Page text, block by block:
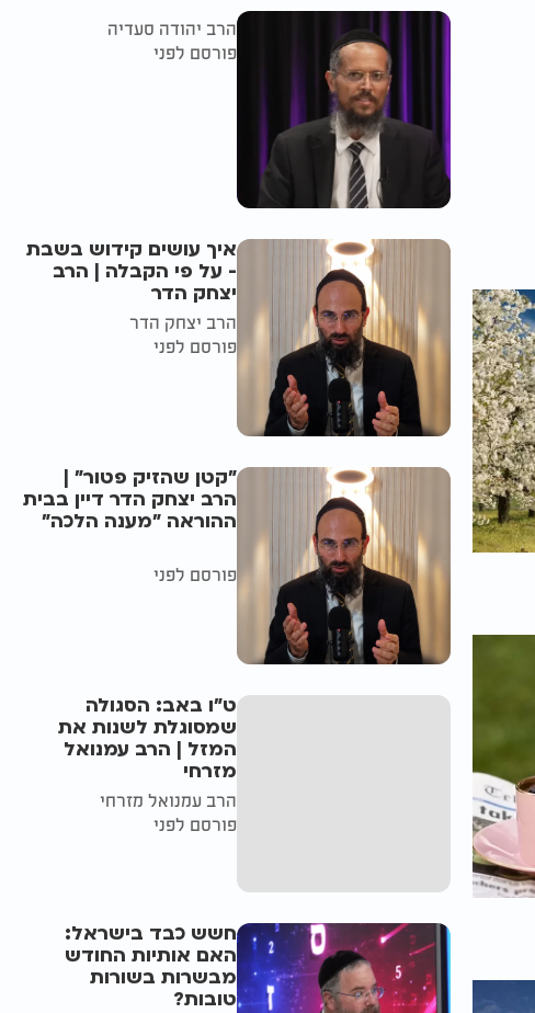
הרב יהודה סעדיה
פורסם לפני
איך עושים קידוש בשבת
- על פי הקבלה | הרב
יצחק הדר
הרב יצחק הדר
פורסם לפני
"קטן שהזיק פטור" |
הרב יצחק הדר דיין בבית
ההוראה "מענה הלכה"
פורסם לפני
ט"ו באב: הסגולה
שמסוגלת לשנות את
המזל | הרב עמנואל
מזרחי
הרב עמנואל מזרחי
פורסם לפני
חשש כבד בישראל:
האם אותיות החודש
מבשרות בשורות
טובות?